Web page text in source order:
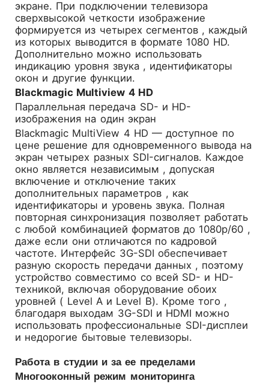
экране. При подключении телевизора
сверхвысокой четкости изображение
формируется из четырех сегментов , каждый
из которых выводится в формате 1080 HD.
Дополнительно можно использовать
индикацию уровня звука , идентификаторы
окон и другие функции.
Blackmagic Multiview 4 HD
Параллельная передача SD- и HD-
изображения на один экран
Blackmagic MultiView 4 HD — доступное по
цене решение для одновременного вывода на
экран четырех разных SDI-сигналов. Каждое
окно является независимым , допуская
включение и отключение таких
дополнительных параметров , как
идентификаторы и уровень звука. Полная
повторная синхронизация позволяет работать
с любой комбинацией форматов до 1080p/60 ,
даже если они отличаются по кадровой
частоте. Интерфейс 3G-SDI обеспечивает
разную скорость передачи данных , поэтому
устройство совместимо со всей SD- и HD-
техникой, включая оборудование обоих
уровней ( Level A и Level B). Кроме того ,
благодаря выходам 3G-SDI и HDMI можно
использовать профессиональные SDI-дисплеи
и недорогие бытовые телевизоры.
Работа в студии и за ее пределами
Многооконный режим мониторинга